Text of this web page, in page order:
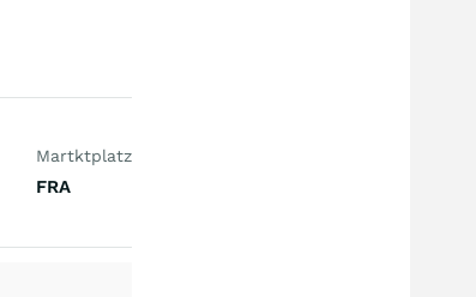
Martktplatz
FRA